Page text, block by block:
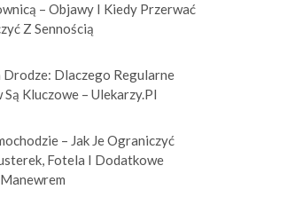
– Objawy I Kiedy Przerwać
Z Sennością
Drodze: Dlaczego Regularne
Kluczowe – Ulekarzy.pl
– Jak Je Ograniczyć
Fotela I Dodatkowe